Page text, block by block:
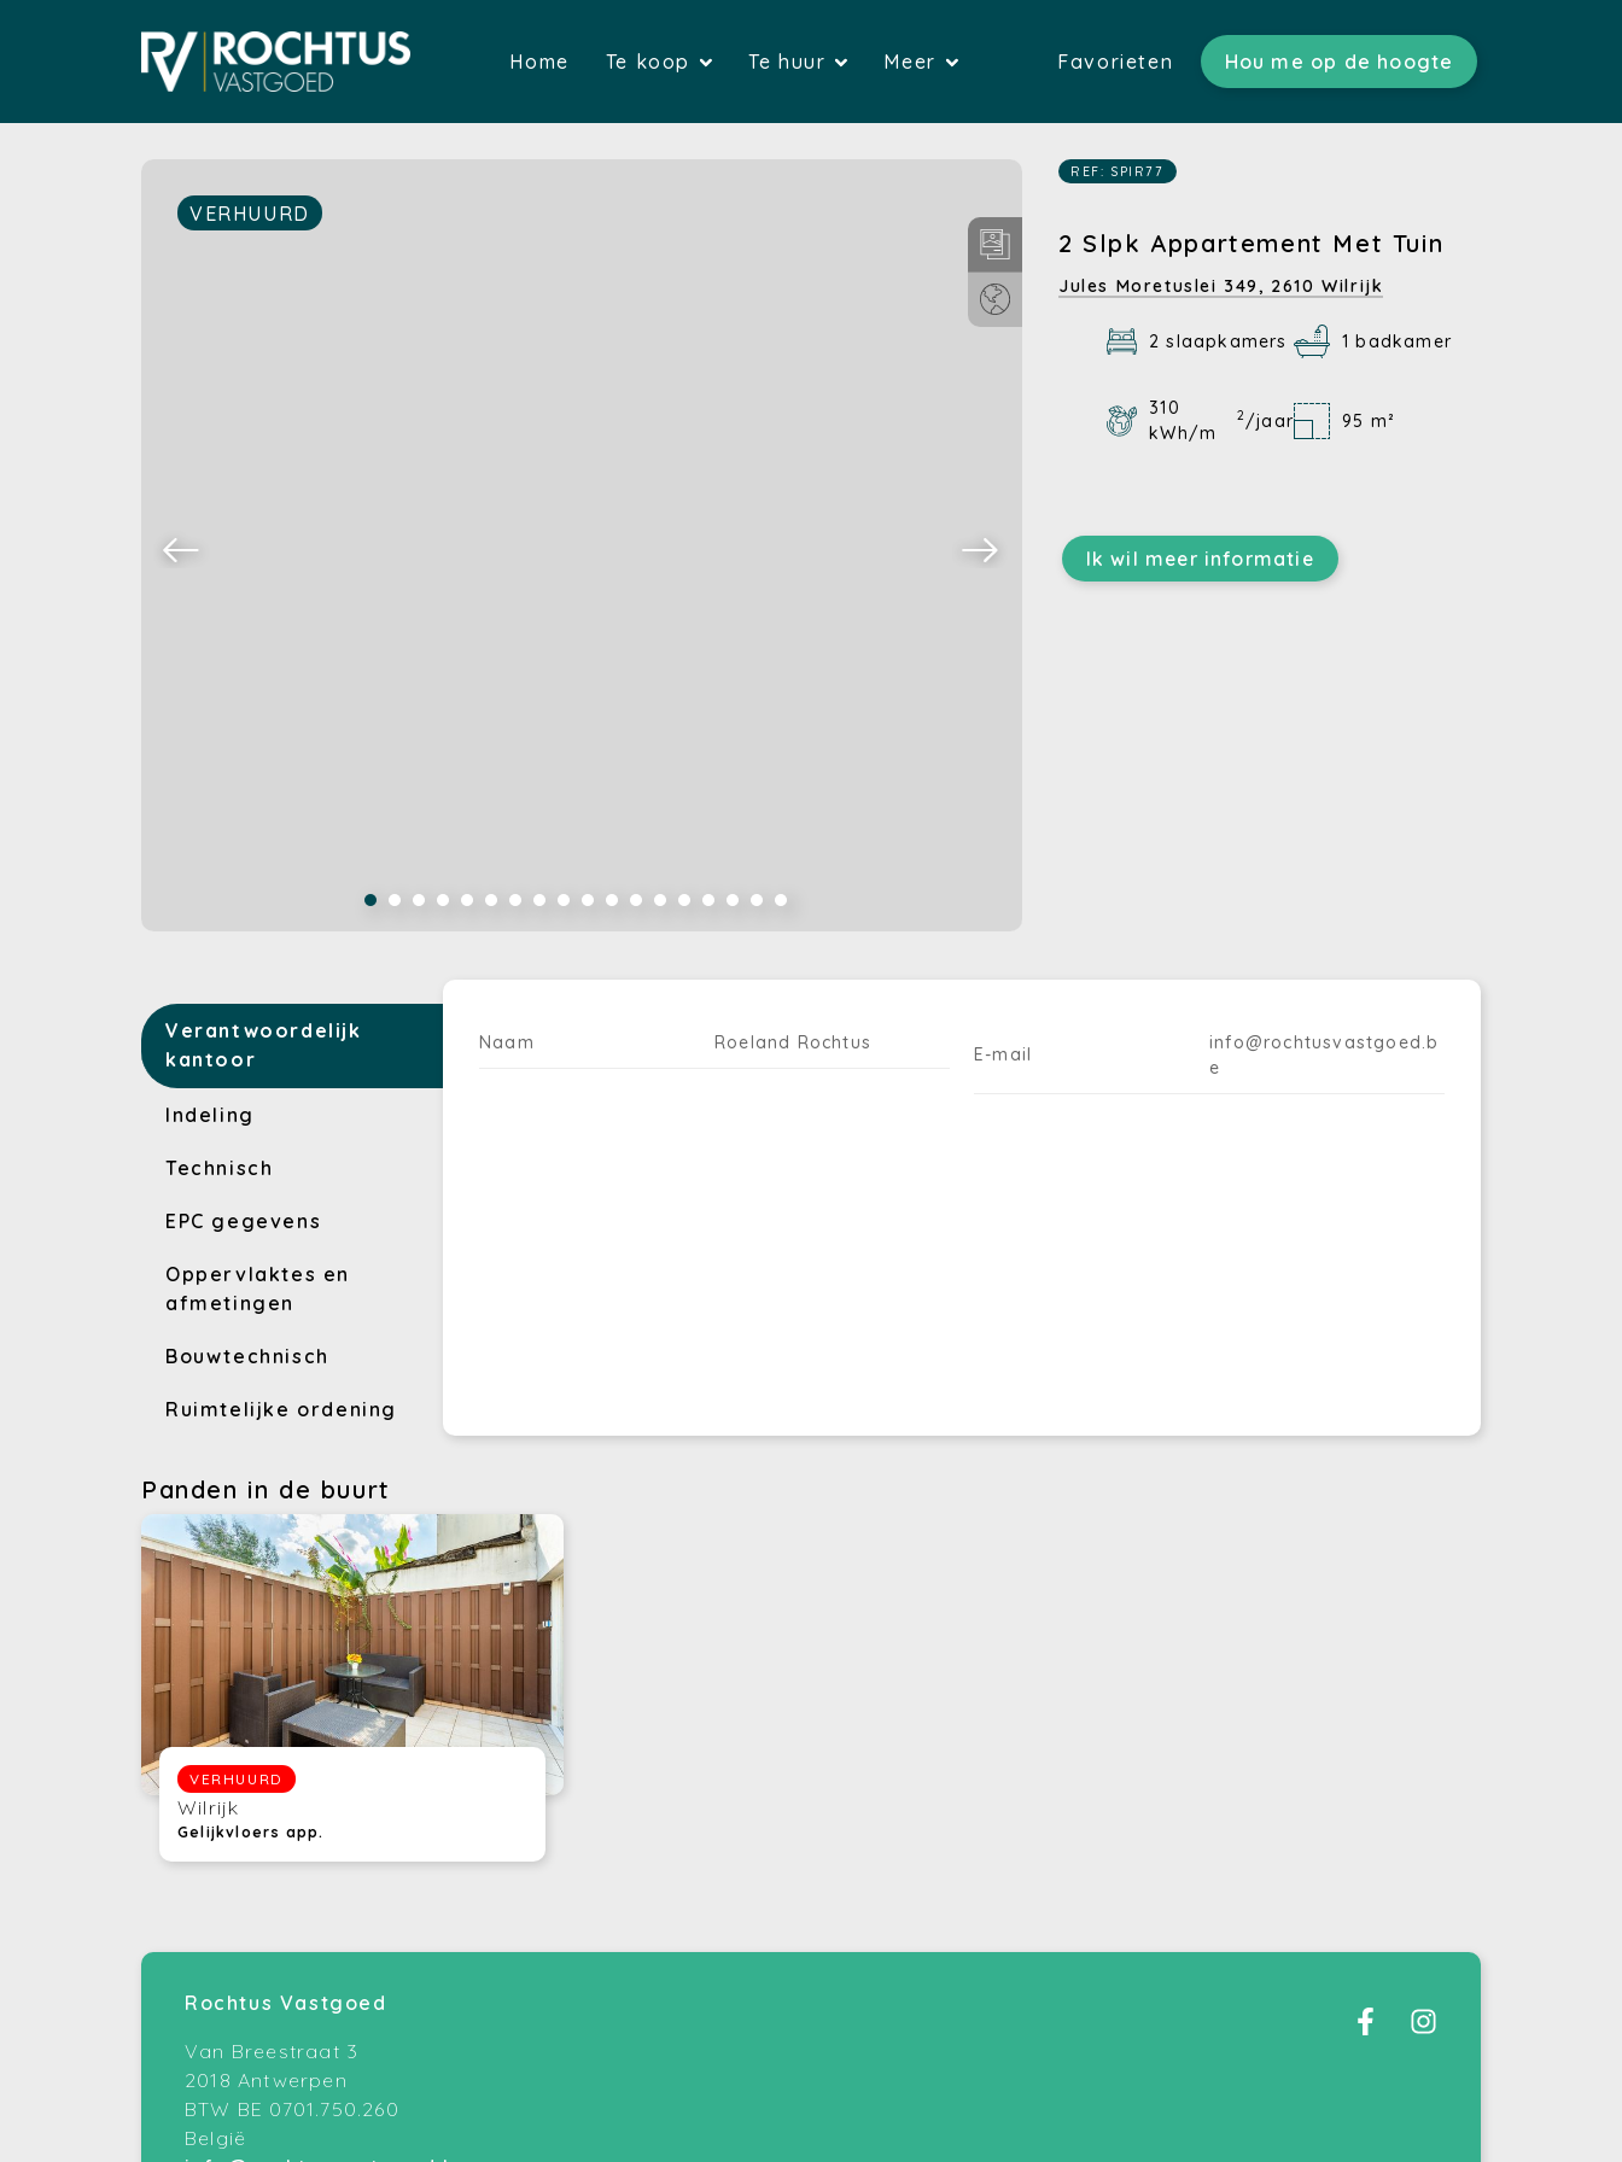
Home (Home)
Te koop (Te koop)
(Huizen)
(Bedrijfsvastgoed)
Te huur (Te huur)
(Huizen)
(Appartementen)
(Bedrijfsvastgoed)
Meer
(Gratis schatting)
(Over ons)
(Verkopen)
(Verhuren)
Favorieten Hou me op de hoogte
VERHUURD
REF: SPIR77
2 Slpk Appartement Met Tuin
Jules Moretuslei 349, 2610 Wilrijk
2 slaapkamers 1 badkamer
310
kWh/m
2 /jaar 95 m²
Ik wil meer informatie
Verantwoordelijk
kantoor
Indeling
Technisch
EPC gegevens
Oppervlaktes en
afmetingen
Bouwtechnisch
Ruimtelijke ordening
Naam Roeland Rochtus
E-mail
info@rochtusvastgoed.b
e
Panden in de buurt
VERHUURD
Wilrijk
Gelijkvloers app.
Rochtus Vastgoed
Van Breestraat 3
2018 Antwerpen
BTW BE 0701.750.260
België